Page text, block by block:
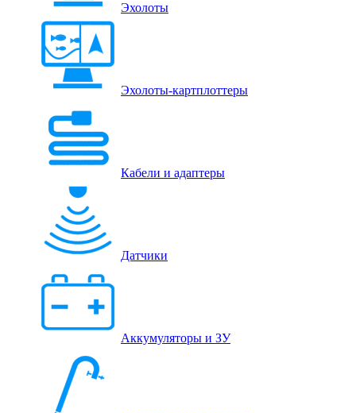
Эхолоты
Эхолоты-картплоттеры
Кабели и адаптеры
Датчики
Аккумуляторы и ЗУ